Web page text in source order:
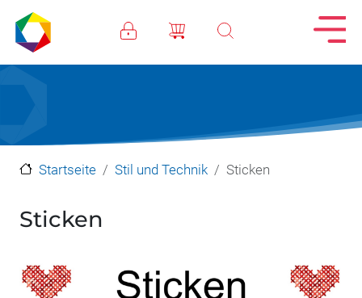
Direkt zum Inhalt
Startseite Stil und Technik Sticken
Sticken